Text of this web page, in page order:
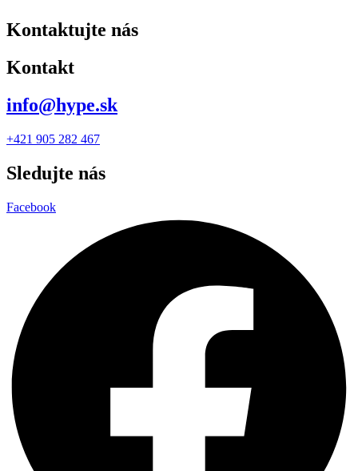
Kontaktujte nás
Kontakt
info@hype.sk
+421 905 282 467
Sledujte nás
Facebook